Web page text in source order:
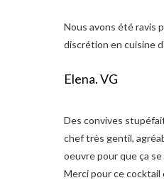
Nous avons été ravis
discrétion en cuisine
Elena. VG
Des convives
chef très gentil,
oeuvre pour que ça
Merci pour ce